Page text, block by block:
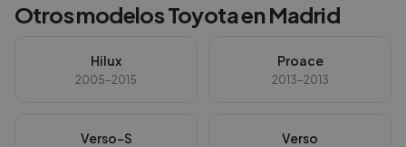
Otros modelosToyotaenMadrid
Hilux
2005-2015
Proace
2013-2013
Verso-S Verso